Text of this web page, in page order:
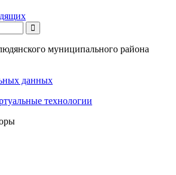
муниципального района
данных
технологии